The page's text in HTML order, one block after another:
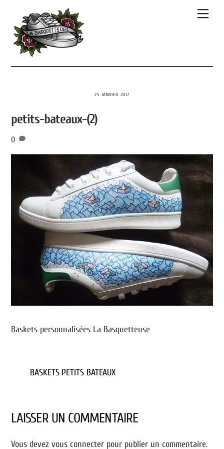
content
25 JANVIER 2017
petits-bateaux-(2)
0
Baskets personnalisées La Basquetteuse
BASKETS PETITS BATEAUX
LAISSER UN COMMENTAIRE
Vous devezvous connecter pour publier un commentaire.